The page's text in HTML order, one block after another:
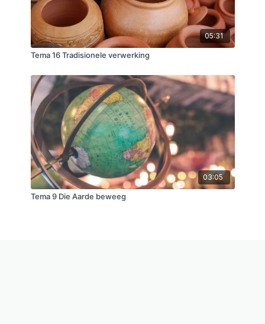
05:31
Tema 16 Tradisionele verwerking
03:05
Tema 9 Die Aarde beweeg